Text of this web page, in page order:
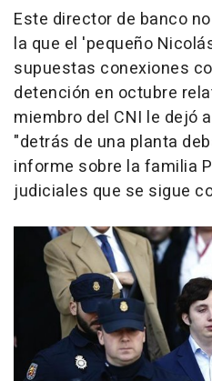
Este director de banco
la que el 'pequeño
supuestas conexiones
detención en octubre
miembro del CNI le dejó
"detrás de una planta
informe sobre la familia
judiciales que se sigue